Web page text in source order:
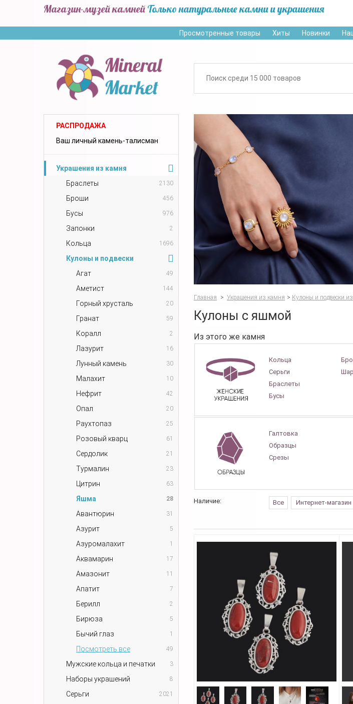
Магазин-музей камней Только натуральные камни и украшения
Просмотренные товары Хиты Новинки
РАСПРОДАЖА
Ваш личный камень-талисман
Украшения из камня
Браслеты
2130
Броши 456
Бусы 976
Запонки 2
Кольца 1696
Кулоны и подвески
Агат
49
Аметист 144
Горный хрусталь 20
Гранат 59
Коралл 2
Лазурит 16
Лунный камень 30
Малахит 10
Нефрит 42
Опал 20
Раухтопаз 25
Розовый кварц 61
Сердолик 21
Турмалин 23
Цитрин 63
Яшма 28
Авантюрин 31
Азурит 5
Азуромалахит 1
Аквамарин 17
Амазонит 11
Апатит 7
Берилл 2
Бирюза 5
Бычий глаз 1
Посмотреть все 49
Мужские кольца и печатки 3
Наборы украшений 8
Серьги 2021
Главная > Украшения из камня > Кулоны и подвески
Кулоны с яшмой
Из этого же камня
Кольца
Серьги
Браслеты
Бусы
Галтовка
Образцы
Срезы
Наличие: Все Интернет-магазин